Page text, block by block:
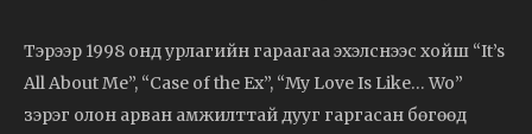
Тэрээр 1998 онд урлагийн гараагаа эхэлснээс хойш “It’s
All About Me”, “Case of the Ex”, “My Love Is Like… Wo”
зэрэг олон арван амжилттай дууг гаргасан бөгөөд